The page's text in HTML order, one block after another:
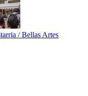
/ Bellas Artes